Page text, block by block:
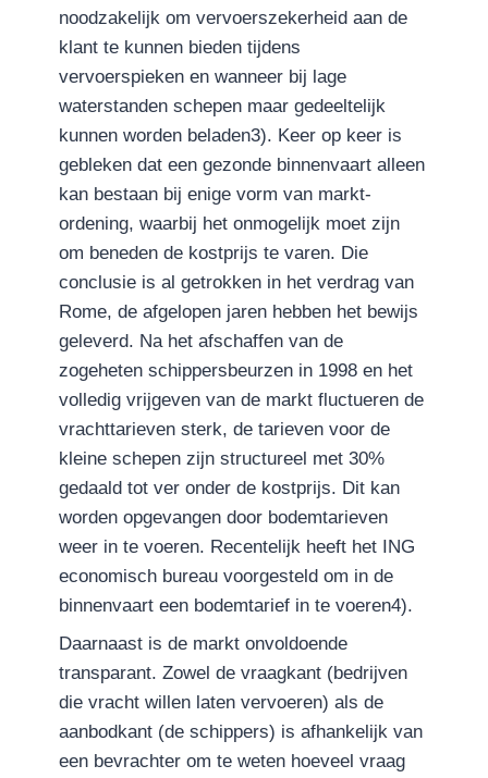
noodzakelijk om vervoerszekerheid aan de
klant te kunnen bieden tijdens
vervoerspieken en wanneer bij lage
waterstanden schepen maar gedeeltelijk
kunnen worden beladen3). Keer op keer is
gebleken dat een gezonde binnenvaart alleen
kan bestaan bij enige vorm van markt-
ordening, waarbij het onmogelijk moet zijn
om beneden de kostprijs te varen. Die
conclusie is al getrokken in het verdrag van
Rome, de afgelopen jaren hebben het bewijs
geleverd. Na het afschaffen van de
zogeheten schippersbeurzen in 1998 en het
volledig vrijgeven van de markt fluctueren de
vrachttarieven sterk, de tarieven voor de
kleine schepen zijn structureel met 30%
gedaald tot ver onder de kostprijs. Dit kan
worden opgevangen door bodemtarieven
weer in te voeren. Recentelijk heeft het ING
economisch bureau voorgesteld om in de
binnenvaart een bodemtarief in te voeren4).
Daarnaast is de markt onvoldoende
transparant. Zowel de vraagkant (bedrijven
die vracht willen laten vervoeren) als de
aanbodkant (de schippers) is afhankelijk van
een bevrachter om te weten hoeveel vraag